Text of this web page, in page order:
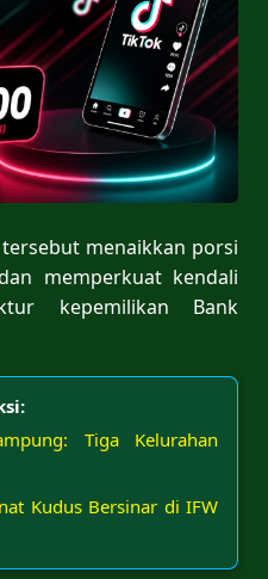
menaikkan porsi
memperkuat kendali
kepemilikan Bank
Tiga Kelurahan
Kudus Bersinar di IFW